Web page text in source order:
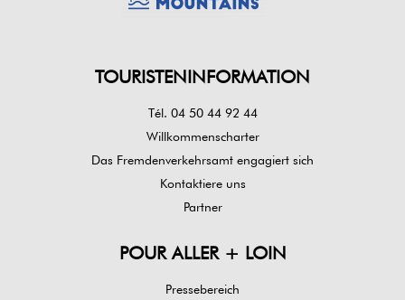
TOURISTENINFORMATION
Tél. 04 50 44 92 44
Willkommenscharter
Das Fremdenverkehrsamt engagiert sich
Kontaktiere uns
Partner
POUR ALLER + LOIN
Pressebereich